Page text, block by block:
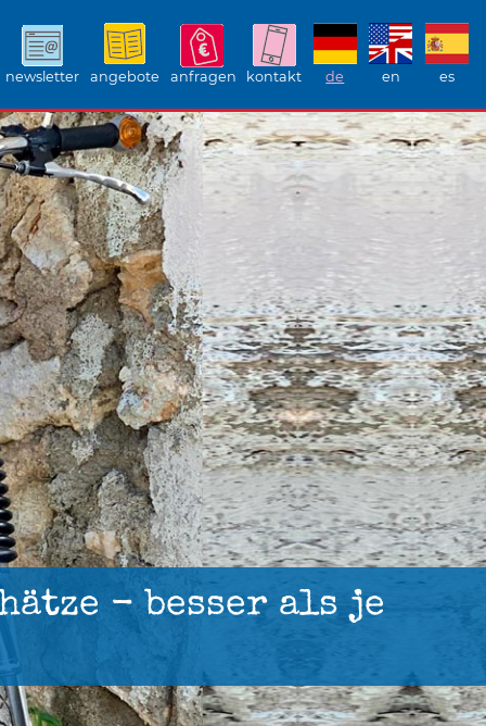
newsletter angebote anfragen kontakt de en es
- besser als je